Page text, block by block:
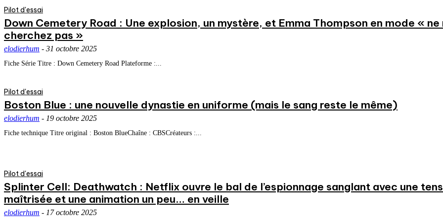
Pilot d'essai
Down Cemetery Road : Une explosion, un mystère, et Emma Thompson en mode « ne
cherchez pas »
elodierhum - 31 octobre 2025
Fiche Série Titre : Down Cemetery Road Plateforme :...
Pilot d'essai
Boston Blue : une nouvelle dynastie en uniforme (mais le sang reste le même)
elodierhum - 19 octobre 2025
Fiche technique Titre original : Boston BlueChaîne : CBSCréateurs :...
Pilot d'essai
Splinter Cell: Deathwatch : Netflix ouvre le bal de l’espionnage sanglant avec une
maîtrisée et une animation un peu… en veille
elodierhum - 17 octobre 2025